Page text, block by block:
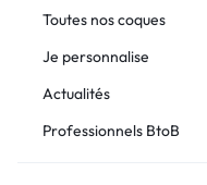
Toutes nos coques
Je personnalise
Actualités
Professionnels BtoB